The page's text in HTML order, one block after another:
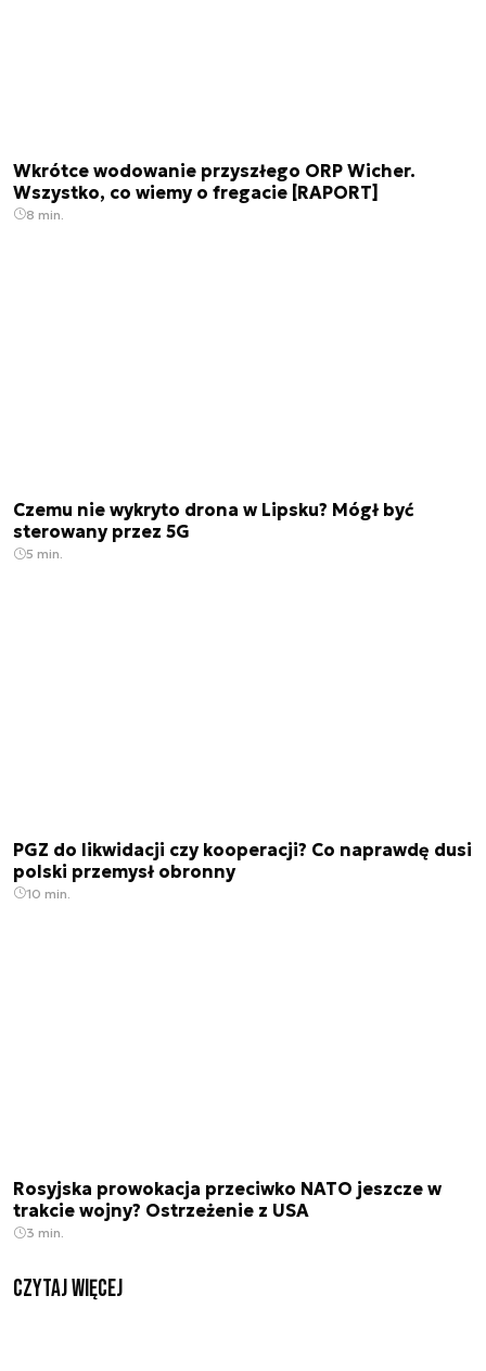
Wkrótce wodowanie przyszłego ORP Wicher.
Wszystko, co wiemy o fregacie [RAPORT]
8 min.
Czemu nie wykryto drona w Lipsku? Mógł być
sterowany przez 5G
5 min.
PGZ do likwidacji czy kooperacji? Co naprawdę dusi
polski przemysł obronny
10 min.
Rosyjska prowokacja przeciwko NATO jeszcze w
trakcie wojny? Ostrzeżenie z USA
3 min.
czytaj więcej